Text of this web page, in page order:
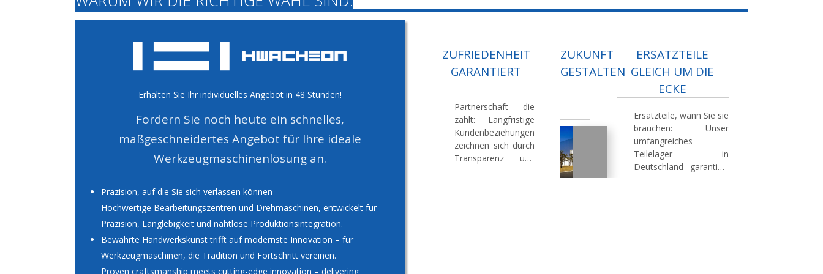
Erhalten Sie Ihr individuelles Angebot in 48 Stunden!
Fordern Sie noch heute ein schnelles,
maßgeschneidertes Angebot für Ihre ideale
Werkzeugmaschinenlösung an.
Präzision, auf die Sie sich verlassen können
Hochwertige Bearbeitungszentren und Drehmaschinen, entwickelt für
Präzision, Langlebigkeit und nahtlose Produktionsintegration.
Bewährte Handwerkskunst trifft auf modernste Innovation – für
Werkzeugmaschinen, die Tradition und Fortschritt vereinen.
Proven craftsmanship meets cutting-edge innovation – delivering
ZUFRIEDENHEIT
GARANTIERT
Partnerschaft die
zählt: Langfristige
Kundenbeziehungen
zeichnen sich durch
Transparenz und
ZUKUNFT
GESTALTEN
ERSATZTEILE
GLEICH UM DIE
ECKE
Ersatzteile, wann Sie sie
brauchen: Unser
umfangreiches
Teilelager in
Deutschland garantiert